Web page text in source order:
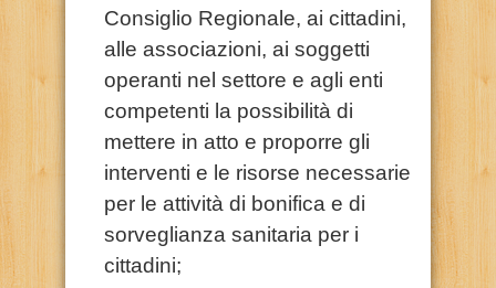
Consiglio Regionale, ai cittadini,
alle associazioni, ai soggetti
operanti nel settore e agli enti
competenti la possibilità di
mettere in atto e proporre gli
interventi e le risorse necessarie
per le attività di bonifica e di
sorveglianza sanitaria per i
cittadini;